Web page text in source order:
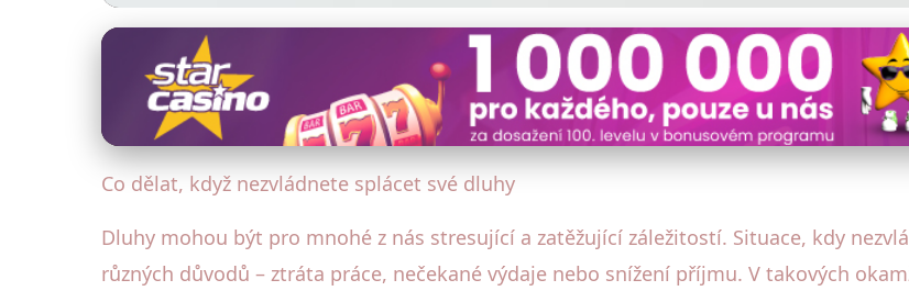
Správa a konsolidace dluhů
Jak zvládnout dluhy: Praktické tipy pro
11. 2. 2026· 4 min čtení · Autor: Radka Kolářová
Co dělat, když nezvládnete splácet své dluhy
Dluhy mohou být pro mnohé z nás stresující a zatěžující záležitostí. Situace, kdy
různých důvodů – ztráta práce, nečekané výdaje nebo snížení příjmu. V takových